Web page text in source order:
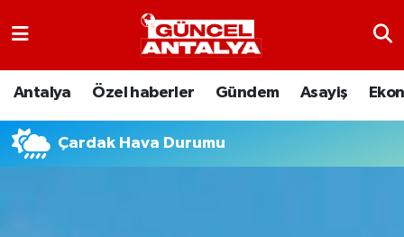
Antalya Özel haberler Gündem Asayiş
Çardak Hava Durumu
Antalya
Nöbetçi Eczaneler